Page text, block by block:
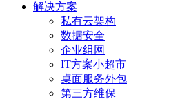
解决方案
私有云架构
数据安全
企业组网
IT方案小超市
桌面服务外包
第三方维保